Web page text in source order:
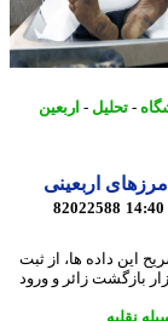
-تحلیل-اربعین
82022588
داده ها، از ثبت
هزار خروج زائر، 2 میلیون و 290 هزار بازگشت زائر و ورود